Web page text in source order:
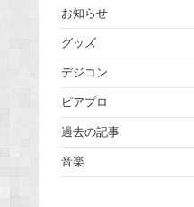
お知らせ
グッズ
デジコン
ピアプロ
過去の記事
音楽